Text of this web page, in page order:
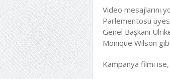
Video mesajlarını
Parlementosu
Genel Başkanı
Monique Wilson
Kampanya filmi